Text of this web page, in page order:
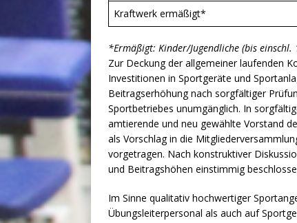
Kraftwerk ermäßigt*
*Ermäßigt: Kinder/Jugendliche (bis einschl.
Zur Deckung der allgemeiner laufenden
Investitionen in Sportgeräte und
Beitragserhöhung nach sorgfältiger
Sportbetriebes unumgänglich. In
amtierende und neu gewählte Vorstand
als Vorschlag in die
vorgetragen. Nach konstruktiver
und Beitragshöhen einstimmig
Im Sinne qualitativ hochwertiger
Übungsleiterpersonal als auch auf